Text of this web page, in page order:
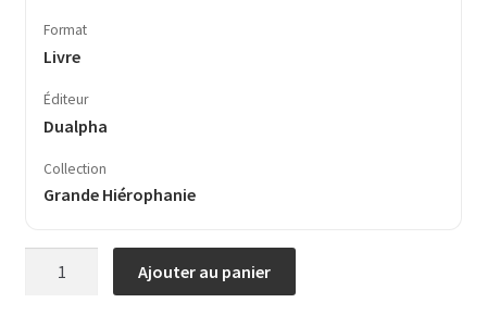
Format
Livre
Éditeur
Dualpha
Collection
Grande Hiérophanie
Ajouter au panier